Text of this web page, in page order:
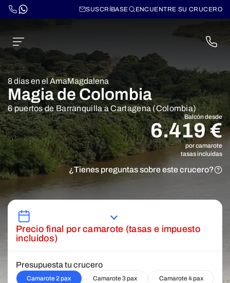
SUSCRÍBASE ENCUENTRE SU CRUCERO
8 días en el AmaMagdalena
Magia de Colombia
6 puertos de Barranquilla a Cartagena (Colombia)
Balcón desde
6.419 €
por camarote
tasas incluidas
¿Tienes preguntas sobre este crucero?
Precio final por camarote (tasas e impuesto
incluidos)
Presupuesta tu crucero
Camarote 2 pax Camarote 3 pax Camarote 4 pax